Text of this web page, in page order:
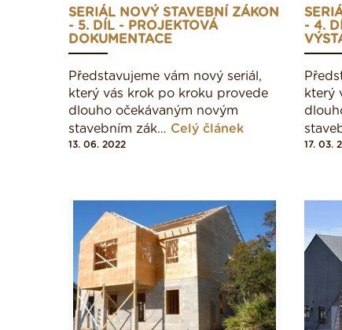
SERIÁL NOVÝ STAVEBNÍ ZÁKON
- 5. DÍL - PROJEKTOVÁ
DOKUMENTACE
Představujeme vám nový seriál,
který vás krok po kroku provede
dlouho očekávaným novým
stavebním zák… Celý článek
13. 06. 2022
- 4.
který
17. 03.